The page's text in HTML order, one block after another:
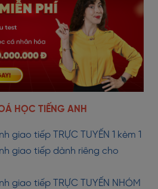
HỌC TIẾNG ANH
giao tiếp TRỰC TUYẾN 1 kèm 1
giao tiếp dành riêng cho
giao tiếp TRỰC TUYẾN NHÓM